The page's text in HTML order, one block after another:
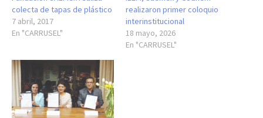
colecta de tapas de plástico
7 abril, 2017
En "CARRUSEL"
realizaron primer coloquio
interinstitucional
18 mayo, 2026
En "CARRUSEL"